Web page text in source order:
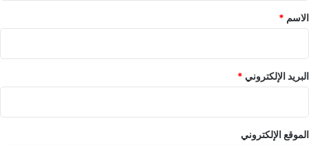
*
الاسم *
البريد الإلكتروني *
الموقع الإلكتروني